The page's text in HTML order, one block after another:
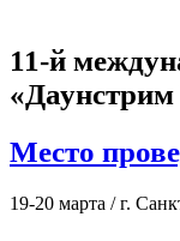
11-й
Место
19-20 марта / г.